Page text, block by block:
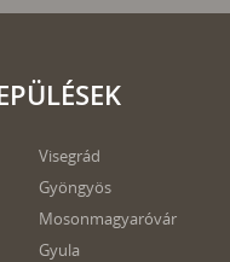
Visegrád
Gyöngyös
Mosonmagyaróvár
Gyula